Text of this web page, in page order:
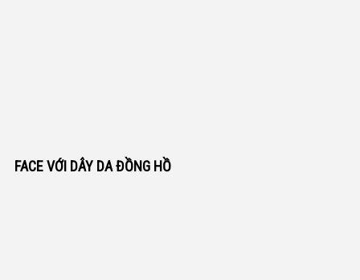
FACE VỚI DÂY DA ĐỒNG HỒ